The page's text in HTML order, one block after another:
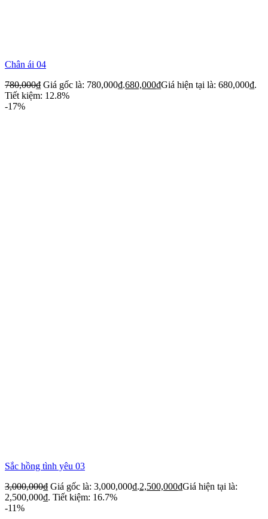
Chân ái 04
780,000₫ Giá gốc là: 780,000₫.680,000₫Giá hiện tại là: 680,000₫.
Tiết kiệm: 12.8%
-17%
Sắc hồng tình yêu 03
3,000,000₫ Giá gốc là: 3,000,000₫.2,500,000₫Giá hiện tại là:
2,500,000₫. Tiết kiệm: 16.7%
-11%